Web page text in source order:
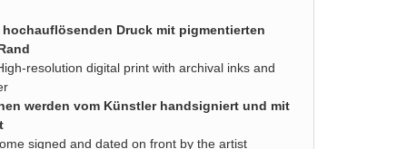
Druck mit pigmentierten
resolution digital print with archival inks and
werden vom Künstler handsigniert und mit
signed and dated on front by the artist